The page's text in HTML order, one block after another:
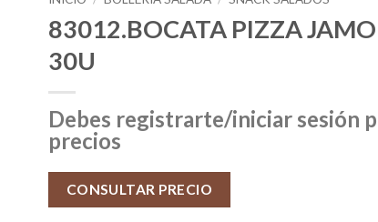
83012.BOCATA PIZZA
30U
Debes registrarte/iniciar sesión
precios
CONSULTAR PRECIO